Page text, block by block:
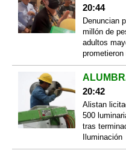
20:44
Denuncian
millón de
adultos
20:42
Alistan
500
tras
Iluminación